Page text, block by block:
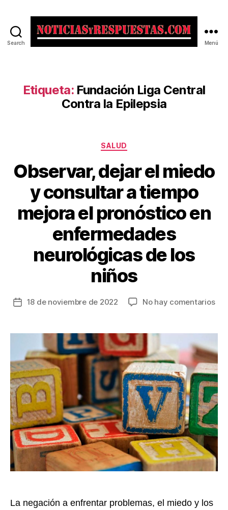
Search Menú
Etiqueta: Fundación Liga Central
Contra la Epilepsia
Categorías
SALUD
Observar, dejar el miedo
y consultar a tiempo
mejora el pronóstico en
enfermedades
neurológicas de los
niños
Fecha
entrada
18 de noviembre de 2022 No hay comentariosen
el
y
a
el
en
de
La negación a enfrentar problemas, el miedo y los